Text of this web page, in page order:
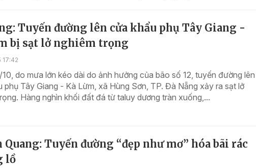
Tuyến đường lên cửa khẩu phụ Tây Giang -
bị sạt lở nghiêm trọng
17:42
do mưa lớn kéo dài do ảnh hưởng của bão số 12, tuyến đường lên
phụ Tây Giang - Kà Lừm, xã Hùng Sơn, TP. Đà Nẵng xảy ra sạt lở
Hàng nghìn khối đất đá từ taluy dương tràn xuống,...
Quang: Tuyến đường “đẹp như mơ” hóa bãi rác
lồ